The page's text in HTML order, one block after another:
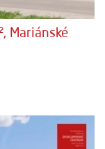
Mariánské